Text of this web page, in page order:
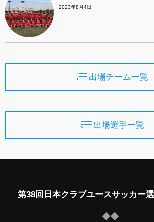
2023年8月4日
出場チーム一覧
出場選手一覧
第38回日本クラブユースサッカー